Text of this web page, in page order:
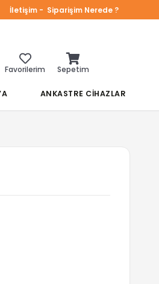
İletişim - Siparişim Nerede ?
Favorilerim Sepetim
ANKASTRE CİHAZLAR